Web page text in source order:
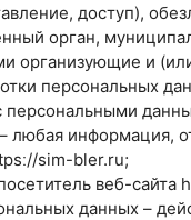
доступ),
орган,
организующие и
персональных
любая информация,
sim-bler.ru;
веб-сайта
данных –